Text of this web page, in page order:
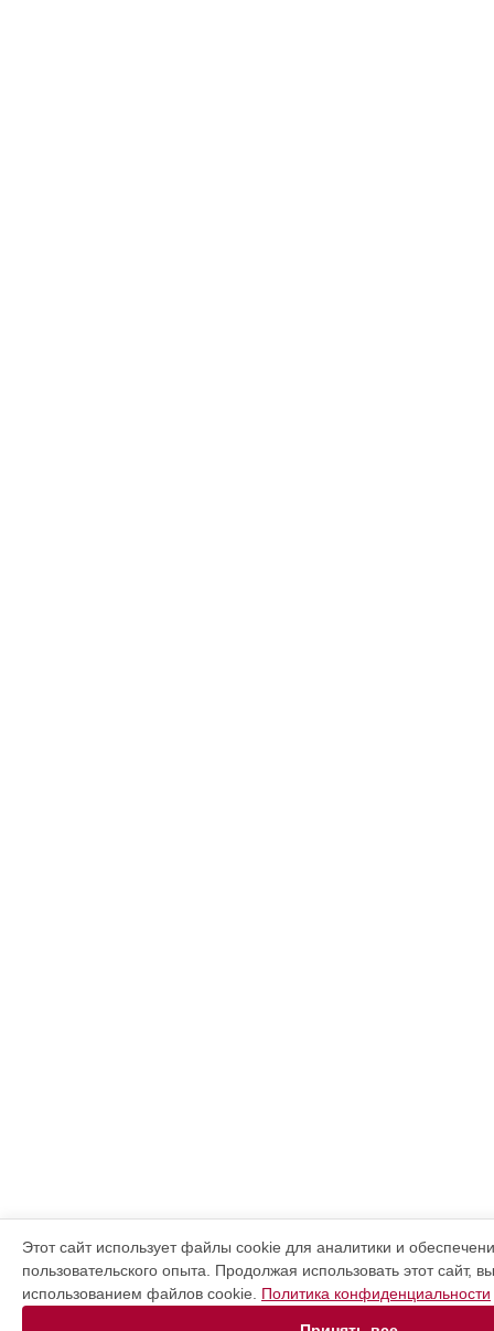
Этот сайт использует файлы cookie для аналитики и
пользовательского опыта. Продолжая использовать этот сайт,
использованием файлов cookie. Политика конфиденциальности